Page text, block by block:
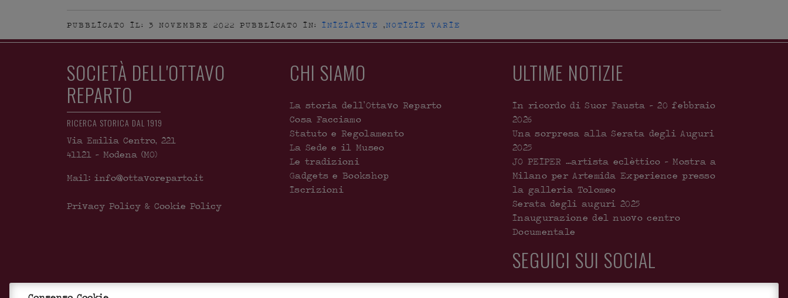
PUBBLICATO IL: 3 NOVEMBRE 2022 PUBBLICATO IN: INIZIATIVE ,NOTIZIE VARIE
SOCIETÀ DELL'OTTAVO
REPARTO
RICERCA STORICA DAL 1919
Via Emilia Centro, 221
41121 - Modena (MO)
Mail: info@ottavoreparto.it
Privacy Policy & Cookie Policy
CHI SIAMO
La storia dell’Ottavo Reparto
Cosa Facciamo
Statuto e Regolamento
La Sede e il Museo
Le tradizioni
Gadgets e Bookshop
Iscrizioni
ULTIME NOTIZIE
In ricordo di Suor Fausta – 20 febbraio
2026
Una sorpresa alla Serata degli Auguri
2025
JO PEIPER …artista eclèttico – Mostra a
Milano per Artemida Experience presso
la galleria Tolomeo
Serata degli auguri 2025
Inaugurazione del nuovo centro
Documentale
SEGUICI SUI SOCIAL